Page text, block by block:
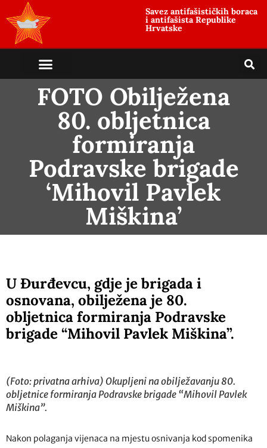
Savez antifašističkih boraca
i antifašista Republike
Hrvatske
FOTO Obilježena
80. obljetnica
formiranja
Podravske brigade
‘Mihovil Pavlek
Miškina’
U Đurđevcu, gdje je brigada i
osnovana, obilježena je 80.
obljetnica formiranja Podravske
brigade “Mihovil Pavlek Miškina”.
(Foto: privatna arhiva) Okupljeni na obilježavanju 80.
obljetnice formiranja Podravske brigade “Mihovil Pavlek
Miškina”.
Nakon polaganja vijenaca na mjestu osnivanja kod spomenika